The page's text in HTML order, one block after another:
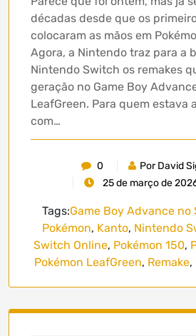
décadas desde que os
colocaram as mãos em
Agora, a Nintendo traz para a
Nintendo Switch os remakes
geração no Game Boy
LeafGreen. Para quem estava
com…
0
Por David
25 de março de
Tags:Game Boy Advance no
Pokémon, Kanto, Nintendo
Switch Online, Pokémon 150,
Pokémon LeafGreen, Remake,